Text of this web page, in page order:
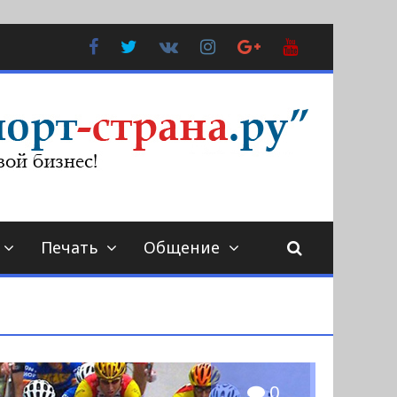
FacebookTwitter
Контакте
Instagram
Google
Plus
Печать Общение
0